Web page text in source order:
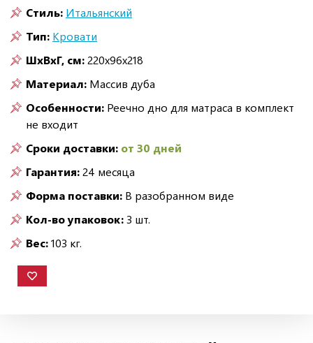
Стиль: Итальянский
Тип: Кровати
ШxВxГ, см:220x96x218
Материал: Массив дуба
Особенности: Реечно дно для матраса в комплект
не входит
Сроки доставки: от 30 дней
Гарантия:24 месяца
Форма поставки: В разобранном виде
Кол-во упаковок:3 шт.
Вес:103 кг.